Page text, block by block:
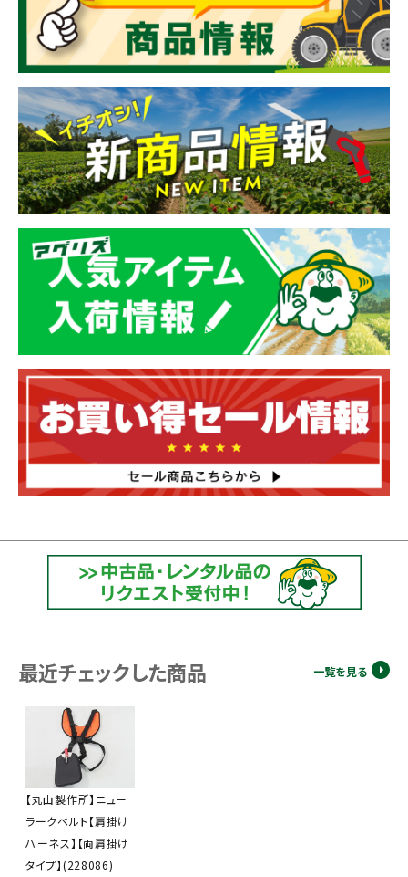
最近チェックした商品 一覧を見る
【丸山製作所】ニュー
ラークベルト【肩掛け
ハーネス】【両肩掛け
タイプ】(228086)